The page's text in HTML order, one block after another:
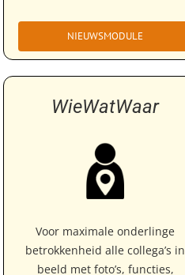
NIEUWSMODULE
WieWatWaar
Voor maximale onderlinge
betrokkenheid alle collega’s in
beeld met foto’s, functies,